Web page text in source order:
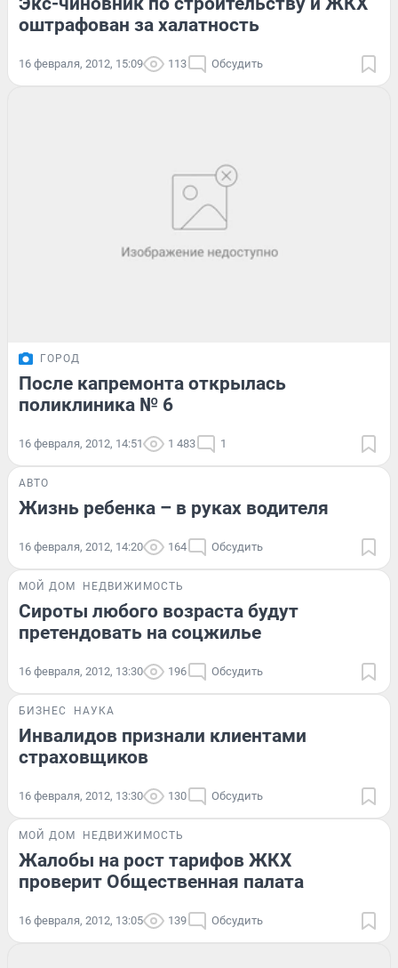
оштрафован за халатность
16 февраля, 2012, 15:09 113 Обсудить
ГОРОД
После капремонта открылась
поликлиника № 6
16 февраля, 2012, 14:51 1 483 1
АВТО
Жизнь ребенка – в руках водителя
16 февраля, 2012, 14:20 164 Обсудить
МОЙ ДОМ НЕДВИЖИМОСТЬ
Сироты любого возраста будут
претендовать на соцжилье
16 февраля, 2012, 13:30 196 Обсудить
БИЗНЕС НАУКА
Инвалидов признали клиентами
страховщиков
16 февраля, 2012, 13:30 130 Обсудить
МОЙ ДОМ НЕДВИЖИМОСТЬ
Жалобы на рост тарифов ЖКХ
проверит Общественная палата
16 февраля, 2012, 13:05 139 Обсудить